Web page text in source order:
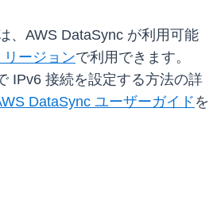
、AWS DataSync が利用可能
リージョンで利用できます。
IPv6 接続を設定する方法の詳
DataSync ユーザーガイド を